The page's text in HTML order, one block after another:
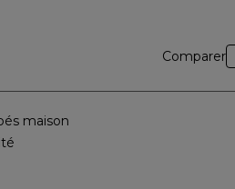
Comparer
maison